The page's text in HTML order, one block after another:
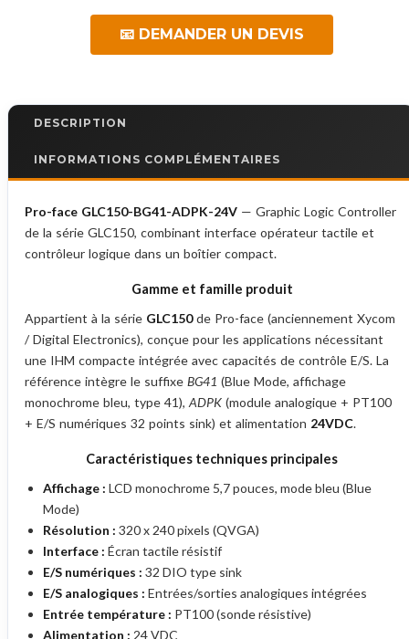
📧 DEMANDER UN DEVIS
DESCRIPTION
INFORMATIONS COMPLÉMENTAIRES
Pro-face GLC150-BG41-ADPK-24V — Graphic Logic Controller
de la série GLC150, combinant interface opérateur tactile et
contrôleur logique dans un boîtier compact.
Gamme et famille produit
Appartient à la série GLC150de Pro-face (anciennement Xycom
/ Digital Electronics), conçue pour les applications nécessitant
une IHM compacte intégrée avec capacités de contrôle E/S. La
référence intègre le suffixe BG41 (Blue Mode, affichage
monochrome bleu, type 41), ADPK (module analogique + PT100
+ E/S numériques 32 points sink) et alimentation 24VDC.
Caractéristiques techniques principales
Affichage : LCD monochrome 5,7 pouces, mode bleu (Blue
Mode)
Résolution : 320 x 240 pixels (QVGA)
Interface : Écran tactile résistif
E/S numériques : 32 DIO type sink
E/S analogiques : Entrées/sorties analogiques intégrées
Entrée température : PT100 (sonde résistive)
Alimentation : 24 VDC